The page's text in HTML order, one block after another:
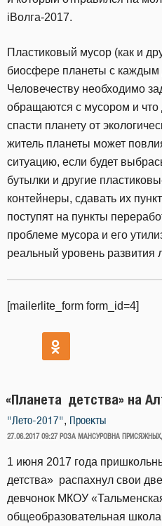
iВолга-2017.
Пластиковый мусор (как и
биосфере планеты с
Человечеству необходимо
обращаются с мусором и что
спасти планету от
житель планеты может
ситуацию, если будет
бутылки и другие
контейнеры, сдавать их
поступят на пункты
проблеме мусора и его
реальный уровень развития
[mailerlite_form form_id=4]
«Планета детства» на
"Лето-2017" , Проекты
ОПУБЛИКОВАНО
27.06.2017 09:27 РОЗА МАНСУРОВНА
1 июня 2017 года
детства» распахнул свои
девчонок МКОУ
общеобразовательная